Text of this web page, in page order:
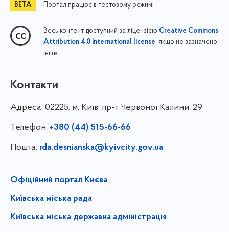
Портал працює в тестовому режимі
Весь контент доступний за ліцензією Creative Commons
Attribution 4.0 International license, якщо не зазначено
інше
Контакти
Адреса: 02225, м. Київ, пр-т Червоної Калини, 29
Телефон: +380 (44) 515-66-66
Пошта: rda.desnianska@kyivcity.gov.ua
Офіційний портал Києва
Київська міська рада
Київська міська державна адміністрація